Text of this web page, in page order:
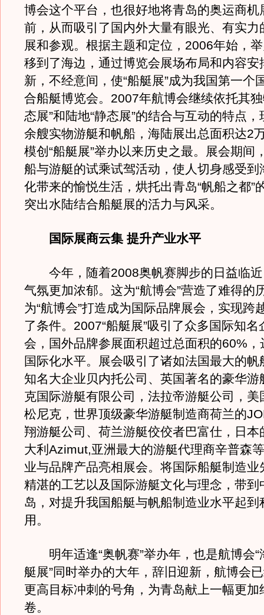
博会这个平台，也很好地将青岛的奥运商机
前，从而吸引了国内外大量有眼光、有实力
展和参观。根据主题和定位，2006年始，
移到了海边，通过博览会展场布局和内容安
新，不经意间，使“船艇展”成为我国第一个
合船艇博览会。2007年航博会继续依托其
态展”和陆地“静态展”的结合与互动的特点
余艘实物游艇和帆船，海陆展出总面积达2
模创“船艇展”举办以来历史之最。展会期间
船与游艇的试乘试驾活动，使人切身感受到
化带来的愉悦生活，烘托出青岛“帆船之都”
突出水陆结合船艇展的活力与风采。
国际展商云集 提升产业水平
今年，随着2008奥帆赛脚步的日益临近
气氛更加浓郁。这为“航博会”营造了难得的
为“航博会”打造成为国际品牌展会，实现跨
了条件。2007“船艇展”吸引了众多国际知
会，国外品牌参展面积超过总面积的60%，
国际化水平。展会吸引了诸如法国最大的帆
知名大企业贝内托公司、英国著名的豪华游
克国际游艇有限公司，法拉帝游艇公司，美
松尼克，世界顶级豪华游艇制造商荷兰的
翔游艇公司、荷兰游艇佼佼者巴富仕，日本
大利Azimut,亚洲最大的游艇代理商辛普森
业与品牌产品亮相展会。将国际船艇制造业
精湛的工艺以及国际游艇文化与理念，带到
岛，对提升我国船艇与帆船制造业水平起到
用。
明年适逢“奥帆赛”举办年，也是航博会“
艇展”同时举办的大年，辞旧迎新，航博会
更高目标冲刺的号角，为青岛献上一幅更加
卷。